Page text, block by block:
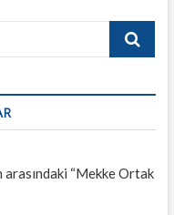
Search
“Mekke Ortak